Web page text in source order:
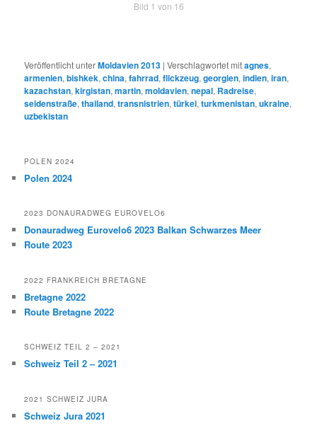
Bild 1 von 16
Veröffentlicht unterMoldavien 2013 |Verschlagwortet mitagnes,
armenien,bishkek,china,fahrrad,flickzeug,georgien,indien,iran,
kazachstan,kirgistan,martin,moldavien,nepal, Radreise,
seidenstraße,thailand,transnistrien,türkei,turkmenistan,ukraine,
uzbekistan
POLEN 2024
Polen 2024
2023 DONAURADWEG EUROVELO6
Donauradweg Eurovelo6 2023 Balkan Schwarzes Meer
Route 2023
2022 FRANKREICH BRETAGNE
Bretagne 2022
Route Bretagne 2022
SCHWEIZ TEIL 2 – 2021
Schweiz Teil 2 – 2021
2021 SCHWEIZ JURA
Schweiz Jura 2021